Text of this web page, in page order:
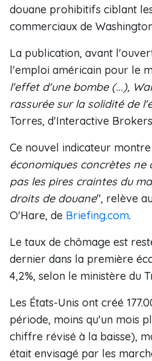
douane prohibitifs ciblant
commerciaux de
La publication, avant
l'emploi américain pour le
l'effet d'une bombe (...),
rassurée sur la solidité de
Torres, d'Interactive
Ce nouvel indicateur
économiques concrètes
pas les pires craintes du
droits de douane", relève
O'Hare, de Briefing.com.
Le taux de chômage est
dernier dans la première
4,2%, selon le ministère du
Les États-Unis ont créé
période, moins qu'un mois
chiffre révisé à la baisse),
était envisagé par les